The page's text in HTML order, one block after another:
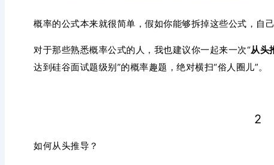
概率的公式本来就很简单，假如你能够拆掉这些公式，自
对于那些熟悉概率公式的人，我也建议你一起来一次“从头
达到硅谷面试题级别”的概率趣题，绝对横扫“俗人圈儿”。
2
如何从头推导？